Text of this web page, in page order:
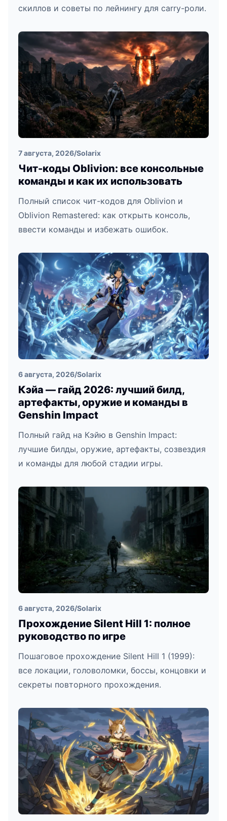
скиллов и советы по лейнингу для carry-роли.
7 августа, 2026/Solarix
Чит-коды Oblivion: все консольные
команды и как их использовать
Полный список чит-кодов для Oblivion и
Oblivion Remastered: как открыть консоль,
ввести команды и избежать ошибок.
6 августа, 2026/Solarix
Кэйа — гайд 2026: лучший билд,
артефакты, оружие и команды в
Genshin Impact
Полный гайд на Кэйю в Genshin Impact:
лучшие билды, оружие, артефакты, созвездия
и команды для любой стадии игры.
6 августа, 2026/Solarix
Прохождение Silent Hill 1: полное
руководство по игре
Пошаговое прохождение Silent Hill 1 (1999):
все локации, головоломки, боссы, концовки и
секреты повторного прохождения.